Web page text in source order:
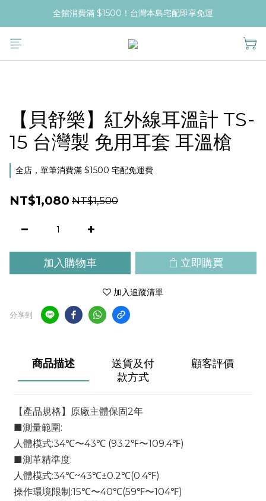
全館消費滿 $1500！台灣本島宅配即享免運
【貝舒樂】紅外線耳溫計 TS-
15 台灣製 免用耳套 耳溫槍
全店，單筆消費滿 $1500 宅配免運費
NT$1,080 NT$1,500
加入購物車 立即購買
加入追蹤清單
分享到
商品描述
送貨及付
款方式
顧客評價
【產品規格】原廠主體保固2年
■測量範圍:
人體模式:34℃〜43℃ (93.2℉〜109.4℉)
■測革精準度:
人體模式:34℃~43℃±0.2℃(0.4℉)
操作環境限制:15℃〜40℃(59℉〜104℉)